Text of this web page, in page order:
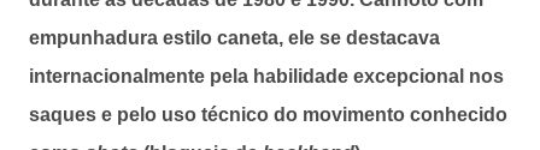
empunhadura estilo caneta, ele se destacava
internacionalmente pela habilidade excepcional nos
saques e pelo uso técnico do movimento conhecido